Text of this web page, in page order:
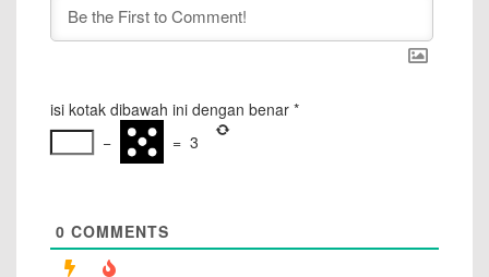
isi kotak dibawah ini dengan benar *
−
= 3
0 COMMENTS